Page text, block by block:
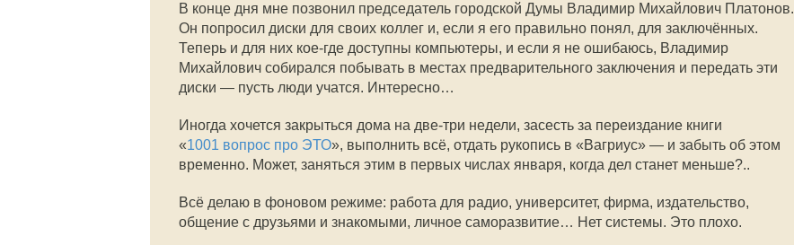
В конце дня мне позвонил председатель городской Думы Владимир Михайлович Платонов.
Он попросил диски для своих коллег и, если я его правильно понял, для заключённых.
Теперь и для них кое-где доступны компьютеры, и если я не ошибаюсь, Владимир
Михайлович собирался побывать в местах предварительного заключения и передать эти
диски — пусть люди учатся. Интересно…
Иногда хочется закрыться дома на две-три недели, засесть за переиздание книги
«1001 вопрос про ЭТО», выполнить всё, отдать рукопись в «Вагриус» — и забыть об этом
временно. Может, заняться этим в первых числах января, когда дел станет меньше?..
Всё делаю в фоновом режиме: работа для радио, университет, фирма, издательство,
общение с друзьями и знакомыми, личное саморазвитие… Нет системы. Это плохо.